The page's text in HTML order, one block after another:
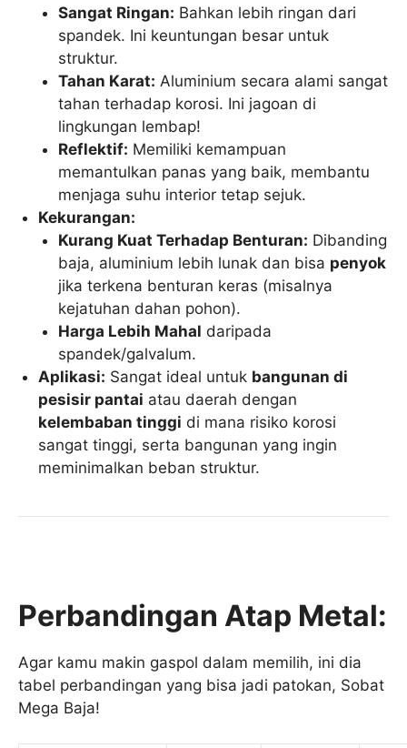
Sangat Ringan: Bahkan lebih ringan dari
spandek. Ini keuntungan besar untuk
struktur.
Tahan Karat: Aluminium secara alami sangat
tahan terhadap korosi. Ini jagoan di
lingkungan lembap!
Reflektif: Memiliki kemampuan
memantulkan panas yang baik, membantu
menjaga suhu interior tetap sejuk.
Kekurangan:
Kurang Kuat Terhadap Benturan: Dibanding
baja, aluminium lebih lunak dan bisa penyok
jika terkena benturan keras (misalnya
kejatuhan dahan pohon).
Harga Lebih Mahal daripada
spandek/galvalum.
Aplikasi: Sangat ideal untuk bangunan di
pesisir pantai atau daerah dengan
kelembaban tinggi di mana risiko korosi
sangat tinggi, serta bangunan yang ingin
meminimalkan beban struktur.
Perbandingan Atap Metal:
Agar kamu makin gaspol dalam memilih, ini dia
tabel perbandingan yang bisa jadi patokan, Sobat
Mega Baja!